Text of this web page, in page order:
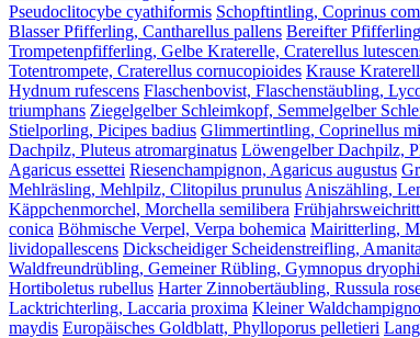
Pseudoclitocybe cyathiformis Schopftintling, Coprinus
Blasser Pfifferling, Cantharellus pallens Bereifter
Trompetenpfifferling, Gelbe Kraterelle, Craterellus
Totentrompete, Craterellus cornucopioides Krause
Hydnum rufescens Flaschenbovist, Flaschenstäubling,
triumphans Ziegelgelber Schleimkopf, Semmelgelber
Stielporling, Picipes badius Glimmertintling, Coprinellus
Dachpilz, Pluteus atromarginatus Löwengelber Dachpilz,
Agaricus essettei Riesenchampignon, Agaricus augustus
Mehlräsling, Mehlpilz, Clitopilus prunulusAniszähling,
Käppchenmorchel, Morchella semilibera
conica Böhmische Verpel, Verpa bohemica Mairitterling,
lividopallescens Dickscheidiger Scheidenstreifling,
Waldfreundrübling, Gemeiner Rübling, Gymnopus
Hortiboletus rubellus Harter Zinnobertäubling, Russula
Lacktrichterling, Laccaria proxima Kleiner
maydis Europäisches Goldblatt, Phylloporus pelletieri